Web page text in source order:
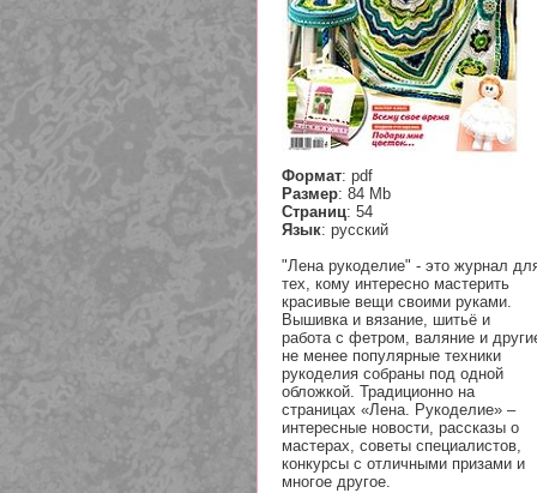
Формат: pdf
Размер: 84 Mb
Cтраниц: 54
Язык: русский
"Лена рукоделие" - это журнал
тех, кому интересно мастерить
красивые вещи своими руками.
Вышивка и вязание, шитьё и
работа с фетром, валяние и
не менее популярные техники
рукоделия собраны под одной
обложкой. Традиционно на
страницах «Лена. Рукоделие» –
интересные новости, рассказы о
мастерах, советы специалистов,
конкурсы с отличными призами и
многое другое.